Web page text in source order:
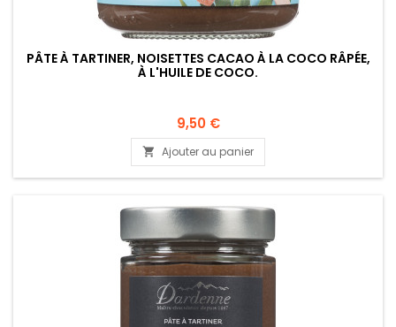
PÂTE À TARTINER, NOISETTES CACAO À LA COCO RÂPÉE,
À L'HUILE DE COCO.
9,50 €
 Ajouter au panier